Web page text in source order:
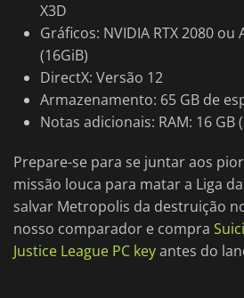
X3D
Gráficos: NVIDIA RTX 2080 ou
(16GiB)
DirectX: Versão 12
Armazenamento: 65 GB de
Notas adicionais: RAM: 16 GB
Prepare-se para se juntar aos
missão louca para matar a Liga
salvar Metropolis da destruição
nosso comparador e compra
Justice League PC keyantes do